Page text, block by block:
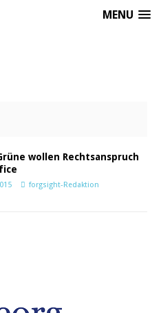
MENU
wollen Rechtsanspruch
forgsight-Redaktion